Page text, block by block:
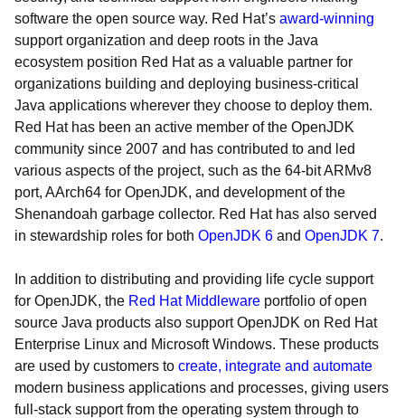
software the open source way. Red Hat’s award-winning
support organization and deep roots in the Java
ecosystem position Red Hat as a valuable partner for
organizations building and deploying business-critical
Java applications wherever they choose to deploy them.
Red Hat has been an active member of the OpenJDK
community since 2007 and has contributed to and led
various aspects of the project, such as the 64-bit ARMv8
port, AArch64 for OpenJDK, and development of the
Shenandoah garbage collector. Red Hat has also served
in stewardship roles for both OpenJDK 6 and OpenJDK 7.
In addition to distributing and providing life cycle support
for OpenJDK, the Red Hat Middleware portfolio of open
source Java products also support OpenJDK on Red Hat
Enterprise Linux and Microsoft Windows. These products
are used by customers to create, integrate and automate
modern business applications and processes, giving users
full-stack support from the operating system through to